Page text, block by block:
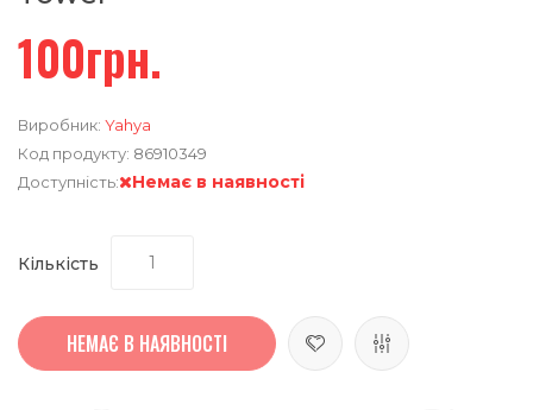
100грн.
Виробник: Yahya
Код продукту: 86910349
Доступність:
Немає в наявності
Кількість
НЕМАЄ В НАЯВНОСТІ